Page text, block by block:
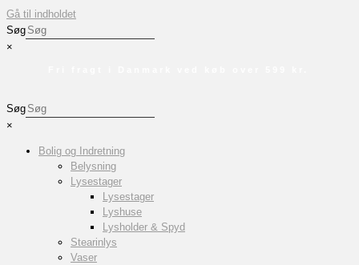
Gå til indholdet
Søg
×
Søg
×
Bolig og Indretning
Belysning
Lysestager
Lysestager
Lyshuse
Lysholder & Spyd
Stearinlys
Vaser